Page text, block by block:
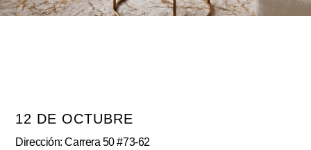
12 DE OCTUBRE
Dirección: Carrera 50 #73-62